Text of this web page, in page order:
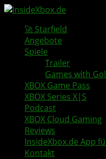
🚀 Starfield
Angebote
Spiele
Trailer
Games with
XBOX Game Pass
XBOX Series X|S
Podcast
XBOX Cloud Gaming
Reviews
InsideXbox.de App
Kontakt